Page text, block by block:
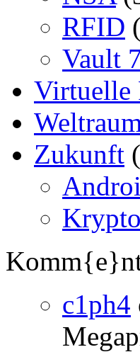
RFID
Vault
Virtuelle
Zukunft
c1ph4